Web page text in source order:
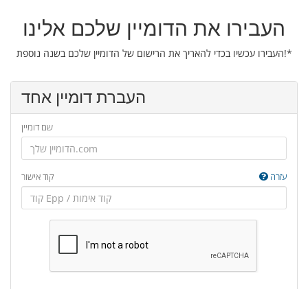
העבירו את הדומיין שלכם אלינו
העבירו עכשיו בכדי להאריך את הרישום של הדומיין שלכם בשנה נוספת!*
העברת דומיין אחד
שם דומיין
קוד אישור עזרה